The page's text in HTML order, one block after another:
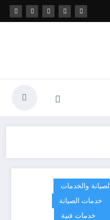
الصيانة والخدمات
خدمات الصيانة
خدمات فنية